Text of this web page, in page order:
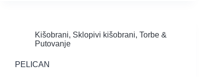
Kišobrani, Sklopivi kišobrani, Torbe &
Putovanje
PELICAN